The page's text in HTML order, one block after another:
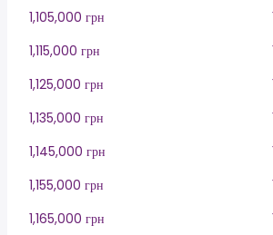
1,105,000 грн
1,115,000 грн
1,125,000 грн
1,135,000 грн
1,145,000 грн
1,155,000 грн
1,165,000 грн